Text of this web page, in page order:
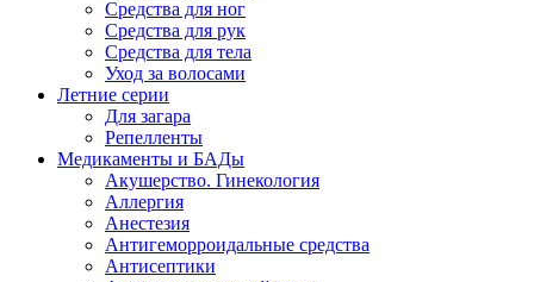
Средства для ног
Средства для рук
Средства для тела
Уход за волосами
Летние серии
Для загара
Репелленты
Медикаменты и БАДы
Акушерство. Гинекология
Аллергия
Анестезия
Антигеморроидальные средства
Антисептики